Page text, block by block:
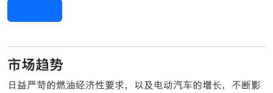
市场趋势
日益严苛的燃油经济性要求，以及电动汽车的增长，不断影